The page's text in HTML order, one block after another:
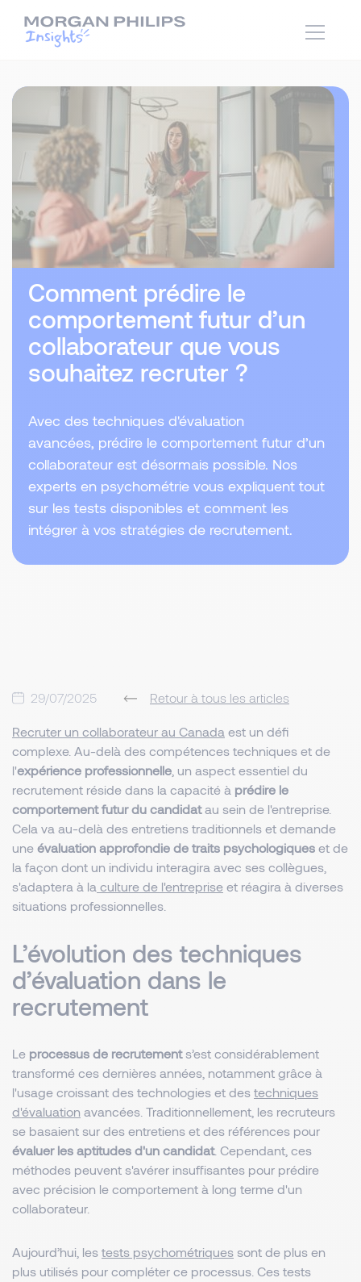
Comment prédire le
comportement futur d’un
collaborateur que vous
souhaitez recruter ?
Avec des techniques d'évaluation
avancées, prédire le comportement futur d’un
collaborateur est désormais possible. Nos
experts en psychométrie vous expliquent tout
sur les tests disponibles et comment les
intégrer à vos stratégies de recrutement.
29/07/2025 Retour à tous les articles
Recruter un collaborateur au Canada est un défi
complexe. Au-delà des compétences techniques et de
l'expérience professionnelle , un aspect essentiel du
recrutement réside dans la capacité à prédire le
comportement futur du candidatau sein de l'entreprise.
Cela va au-delà des entretiens traditionnels et demande
une évaluation approfondie de traits psychologiques et de
la façon dont un individu interagira avec ses collègues,
s'adaptera à la culture de l'entreprise et réagira à diverses
situations professionnelles.
L’évolution des techniques
d’évaluation dans le
recrutement
Le processus de recrutements’est considérablement
transformé ces dernières années, notamment grâce à
l'usage croissant des technologies et des techniques
d'évaluation avancées. Traditionnellement, les recruteurs
se basaient sur des entretiens et des références pour
évaluer les aptitudes d'un candidat. Cependant, ces
méthodes peuvent s'avérer insuffisantes pour prédire
avec précision le comportement à long terme d'un
collaborateur.
Aujourd’hui, les tests psychométriques sont de plus en
plus utilisés pour compléter ce processus. Ces tests